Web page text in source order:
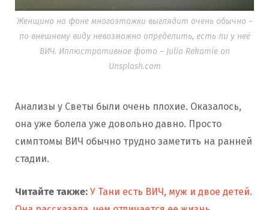
Женщина на фоне многоэтажки выглядит очень обычно –
по внешнему виду невозможно определить, есть ли у неё
ВИЧ. Иллюстративное фото – Julia Rekamie on
Unsplash.com
Анализы у Светы были очень плохие. Оказалось,
она уже болела уже довольно давно. Просто
симптомы ВИЧ обычно трудно заметить на ранней
стадии.
Читайте также: У Тани есть ВИЧ, муж и двое детей.